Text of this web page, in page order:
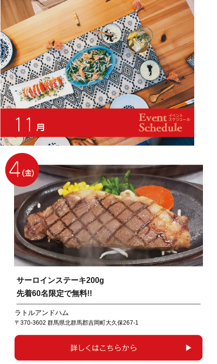
サーロインステーキ200g
先着60名限定で無料!!
ラトルアンドハム
〒370-3602 群馬県北群馬郡吉岡町大久保267-1